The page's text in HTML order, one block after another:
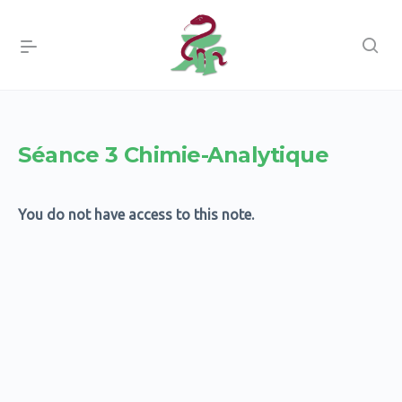
Séance 3 Chimie-Analytique
You do not have access to this note.